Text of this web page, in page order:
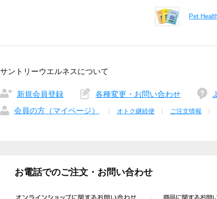
Pet
サントリーウエルネスについて
新規会員登録 各種変更・お問い合わせ
会員の方（マイページ）
オトク継続便 ご注文情報
お電話でのご注文・お問い合わせ